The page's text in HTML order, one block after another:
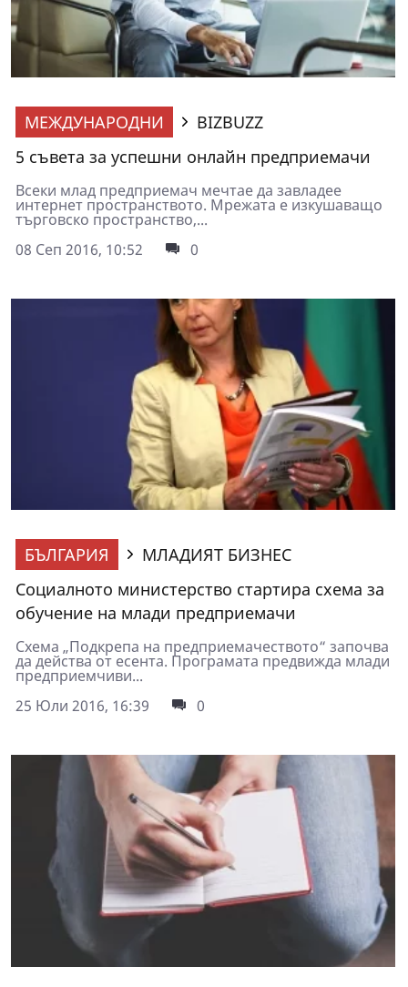
МЕЖДУНАРОДНИ
BIZBUZZ
5 съвета за успешни онлайн предприемачи
Всеки млад предприемач мечтае да завладее
интернет пространството. Мрежата е изкушаващо
търговско пространство,...
08 Сеп 2016, 10:52
0
БЪЛГАРИЯ
МЛАДИЯТ БИЗНЕС
Социалното министерство стартира схема за
обучение на млади предприемачи
Схема „Подкрепа на предприемачеството“ започва
да действа от есента. Програмата предвижда млади
предприемчиви...
25 Юли 2016, 16:39
0